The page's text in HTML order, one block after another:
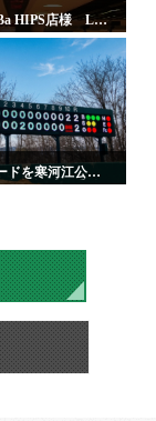
HIPS店様 LE
ドを寒河江公園
負担軽減！手動